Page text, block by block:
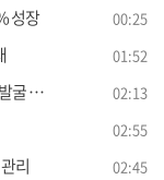
성장 00:25
01:52
차" 02:13
02:55
리 02:45